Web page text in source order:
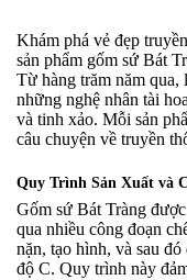
Khám phá vẻ đẹp
sản phẩm gốm sứ Bát
Từ hàng trăm năm
những nghệ nhân tài
và tinh xảo. Mỗi sản
câu chuyện về truyền
Quy Trình Sản Xuất và
Gốm sứ Bát Tràng
qua nhiều công đoạn
nặn, tạo hình, và sau
độ C. Quy trình này